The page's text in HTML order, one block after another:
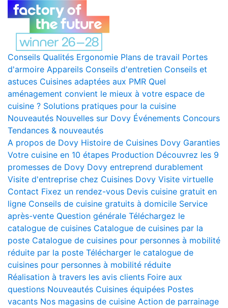
Conseils Qualités Ergonomie Plans de travail Portes
d'armoire Appareils Conseils d'entretien Conseils et
astuces Cuisines adaptées aux PMR Quel
aménagement convient le mieux à votre espace de
cuisine ? Solutions pratiques pour la cuisine
Nouveautés Nouvelles sur Dovy Événements Concours
Tendances & nouveautés
A propos de Dovy Histoire de Cuisines Dovy Garanties
Votre cuisine en 10 étapes Production Découvrez les 9
promesses de Dovy Dovy entreprend durablement
Visite d'entreprise chez Cuisines Dovy Visite virtuelle
Contact Fixez un rendez-vous Devis cuisine gratuit en
ligne Conseils de cuisine gratuits à domicile Service
après-vente Question générale Téléchargez le
catalogue de cuisines Catalogue de cuisines par la
poste Catalogue de cuisines pour personnes à mobilité
réduite par la poste Télécharger le catalogue de
cuisines pour personnes à mobilité réduite
Réalisation à travers les avis clients Foire aux
questions Nouveautés Cuisines équipées Postes
vacants Nos magasins de cuisine Action de parrainage